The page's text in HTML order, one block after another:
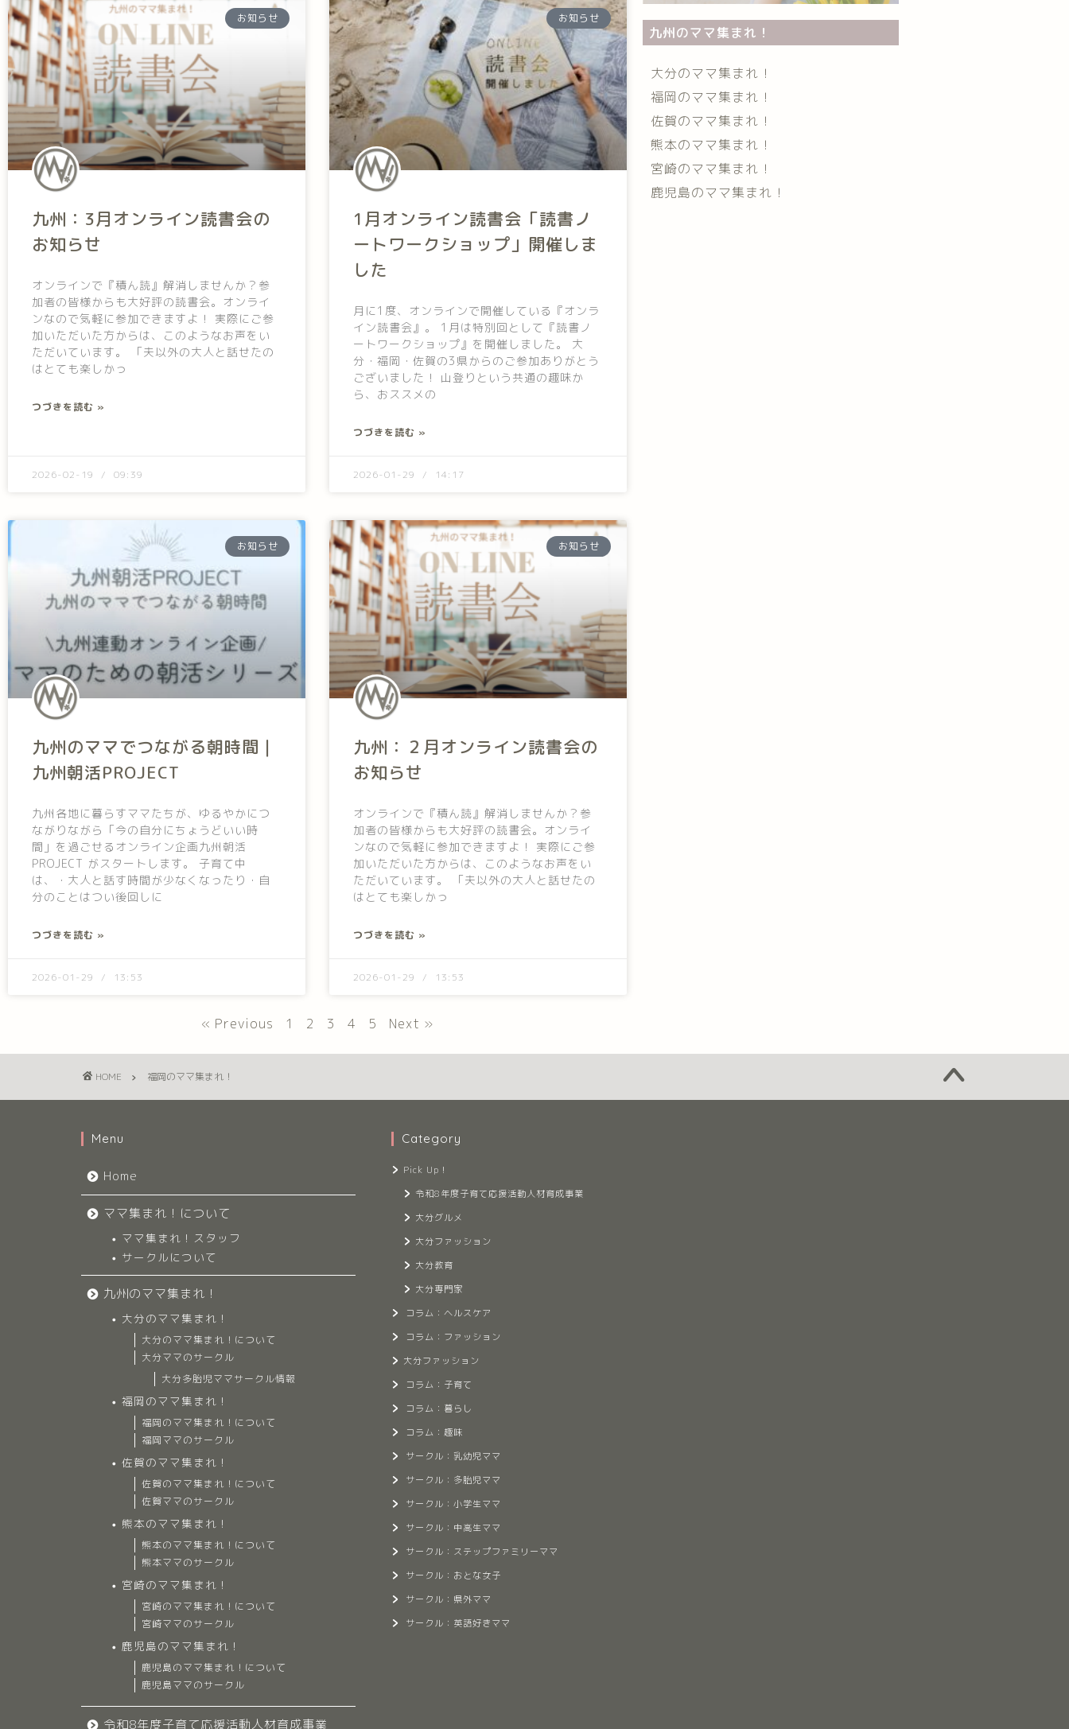
お知らせ
九州：3月オンライン読書会の
お知らせ
オンラインで『積ん読』解消しませんか？参
加者の皆様からも大好評の読書会。オンライ
ンなので気軽に参加できますよ！ 実際にご参
加いただいた方からは、このようなお声をい
ただいています。 「夫以外の大人と話せたの
はとても楽しかっ
つづきを読む »
2026-02-19 09:39
お知らせ
1月オンライン読書会「読書ノ
ートワークショップ」開催しま
した
月に1度、オンラインで開催している『オンラ
イン読書会』。 1月は特別回として『読書ノ
ートワークショップ』を開催しました。 大
分・福岡・佐賀の3県からのご参加ありがとう
ございました！ 山登りという共通の趣味か
ら、おススメの
つづきを読む »
2026-01-29 14:17
お知らせ
九州のママでつながる朝時間｜
九州朝活PROJECT
九州各地に暮らすママたちが、ゆるやかにつ
ながりながら「今の自分にちょうどいい時
間」を過ごせるオンライン企画九州朝活
PROJECT がスタートします。 子育て中
は、・大人と話す時間が少なくなったり・自
分のことはつい後回しに
つづきを読む »
2026-01-29 13:53
お知らせ
九州：２月オンライン読書会の
お知らせ
オンラインで『積ん読』解消しませんか？参
加者の皆様からも大好評の読書会。オンライ
ンなので気軽に参加できますよ！ 実際にご参
加いただいた方からは、このようなお声をい
ただいています。 「夫以外の大人と話せたの
はとても楽しかっ
つづきを読む »
2026-01-29 13:53
« Previous 1 2 3 4 5 Next »
九州のママ集まれ！
大分のママ集まれ！
福岡のママ集まれ！
佐賀のママ集まれ！
熊本のママ集まれ！
宮崎のママ集まれ！
鹿児島のママ集まれ！
HOME 福岡のママ集まれ！
Menu
Home
ママ集まれ！について
ママ集まれ！スタッフ
サークルについて
九州のママ集まれ！
大分のママ集まれ！
大分のママ集まれ！について
大分ママのサークル
大分多胎児ママサークル情報
福岡のママ集まれ！
福岡のママ集まれ！について
福岡ママのサークル
佐賀のママ集まれ！
佐賀のママ集まれ！について
佐賀ママのサークル
熊本のママ集まれ！
熊本のママ集まれ！について
熊本ママのサークル
宮崎のママ集まれ！
宮崎のママ集まれ！について
宮崎ママのサークル
鹿児島のママ集まれ！
鹿児島のママ集まれ！について
鹿児島ママのサークル
令和8年度子育て応援活動人材育成事業
Category
Pick Up！
令和8年度子育て応援活動人材育成事業
大分グルメ
大分ファッション
大分教育
大分専門家
コラム：ヘルスケア
コラム：ファッション
大分ファッション
コラム：子育て
コラム：暮らし
コラム：趣味
サークル：乳幼児ママ
サークル：多胎児ママ
サークル：小学生ママ
サークル：中高生ママ
サークル：ステップファミリーママ
サークル：おとな女子
サークル：県外ママ
サークル：英語好きママ